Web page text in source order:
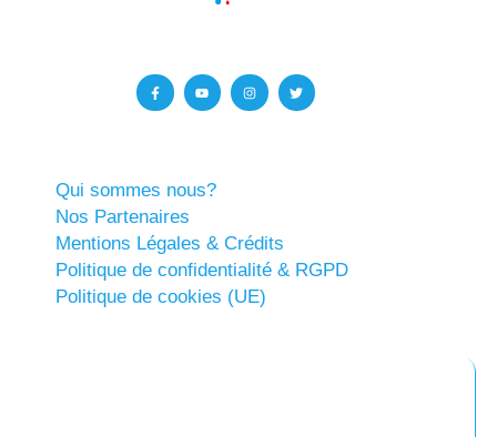
Qui sommes nous?
Nos Partenaires
Mentions Légales & Crédits
Politique de confidentialité & RGPD
Politique de cookies (UE)